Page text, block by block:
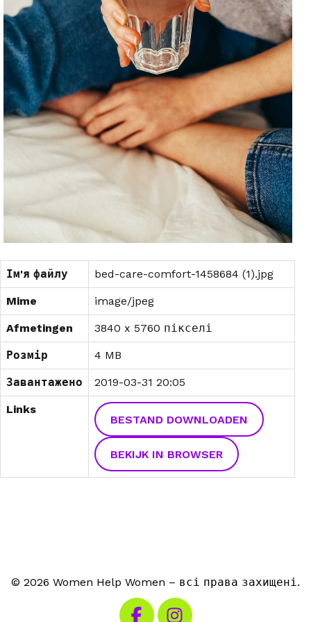
Ім'я файлу bed-care-comfort-1458684 (1).jpg
Mime image/jpeg
Afmetingen 3840 x 5760 пікселі
Розмір 4 MB
Завантажено 2019-03-31 20:05
Links
BESTAND DOWNLOADEN
BEKIJK IN BROWSER
© 2026 Women Help Women – всі права захищені.